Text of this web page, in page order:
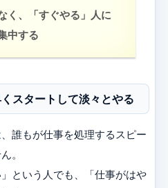
く、「すぐやる」人に
中する
スタートして淡々とやる
誰もが仕事を処理するスピー
。
という人でも、「仕事がはや